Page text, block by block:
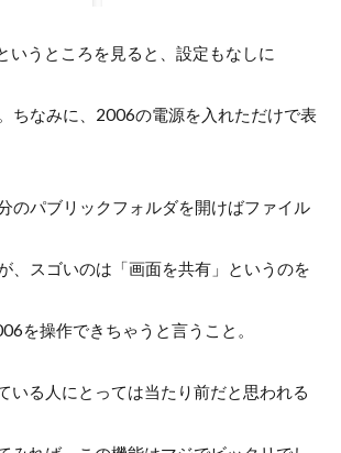
いうところを見ると、設定もなしに
ちなみに、2006の電源を入れただけで表
のパブリックフォルダを開けばファイル
、スゴいのは「画面を共有」というのを
を操作できちゃうと言うこと。
いる人にとっては当たり前だと思われる